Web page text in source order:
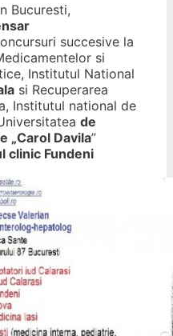
Bucuresti,
succesive la
si
Institutul National
si Recuperarea
Institutul national de
de
„Carol Davila”
clinic Fundeni